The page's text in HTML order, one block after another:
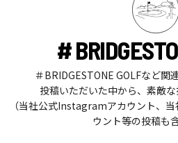
#
＃BRIDGESTONE GOLFなど関
投稿いただいた中から、素敵な
（当社公式Instagramアカウント、
ウント等の投稿も